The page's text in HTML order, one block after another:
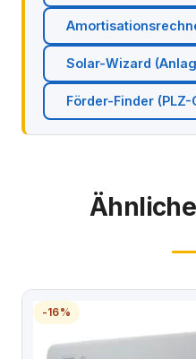
Solar-Wizard
Förder-Finder (PLZ-
-16%